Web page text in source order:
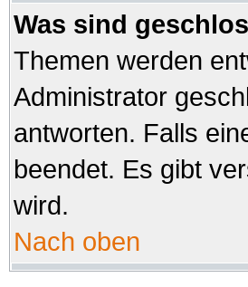
Was sind
Themen werden
Administrator
antworten. Falls
beendet. Es gibt
wird.
Nach oben